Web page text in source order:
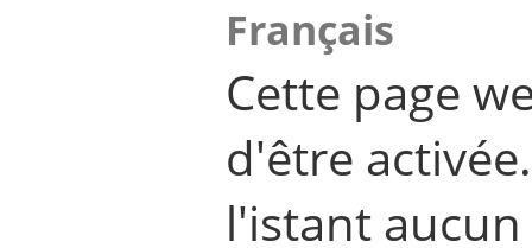
Français
Cette page
d'être
l'istant